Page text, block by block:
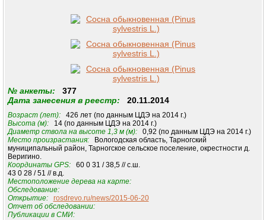
№ анкеты: 377
Дата занесения в реестр: 20.11.2014
Возраст (лет):426 лет (по данным ЦДЭ на 2014 г.)
Высота (м):14 (по данным ЦДЭ на 2014 г.)
Диаметр ствола на высоте 1,3 м (м):0,92 (по данным ЦДЭ на 2014 г.)
Место произрастания:Вологодская область, Тарногский
муниципальный район, Тарногское сельское поселение, окрестности д.
Веригино.
Координаты GPS:60 0 31 / 38,5 // с.ш.
43 0 28 / 51 // в.д.
Местоположение дерева на карте:
Обследование:
Открытие:
rosdrevo.ru/news/2015-06-20
Отчет об обследовании:
Публикации в СМИ: